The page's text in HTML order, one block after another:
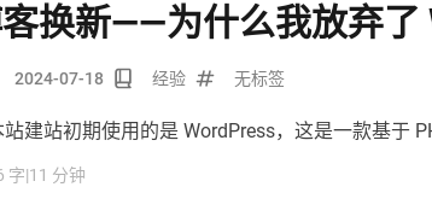
换新——为什么我放弃了
2024-07-18 经验 无标签
建站初期使用的是 WordPress，这是一款基于
首选开源发布平台。我于 2019 年建站时就开始
字|11 分钟